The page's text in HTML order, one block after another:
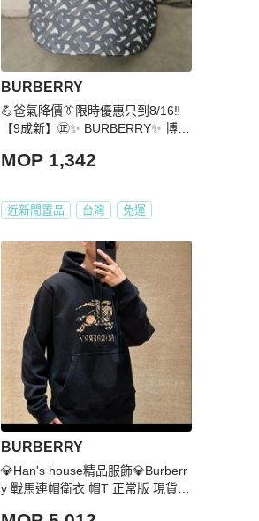
BURBERRY
💪爸氣降價👔限時優惠只到8/16‼️
【9成新】㊣✨ BURBERRY✨ 博柏
滿版 塗層 棒球帽 帽子/二手帽/二手
MOP 1,342
近新閒置品 台灣 免運
BURBERRY
💎Han's house精品服飾💎Burberr
y 戰馬連帽衛衣 帽T 正常版 現貨 S